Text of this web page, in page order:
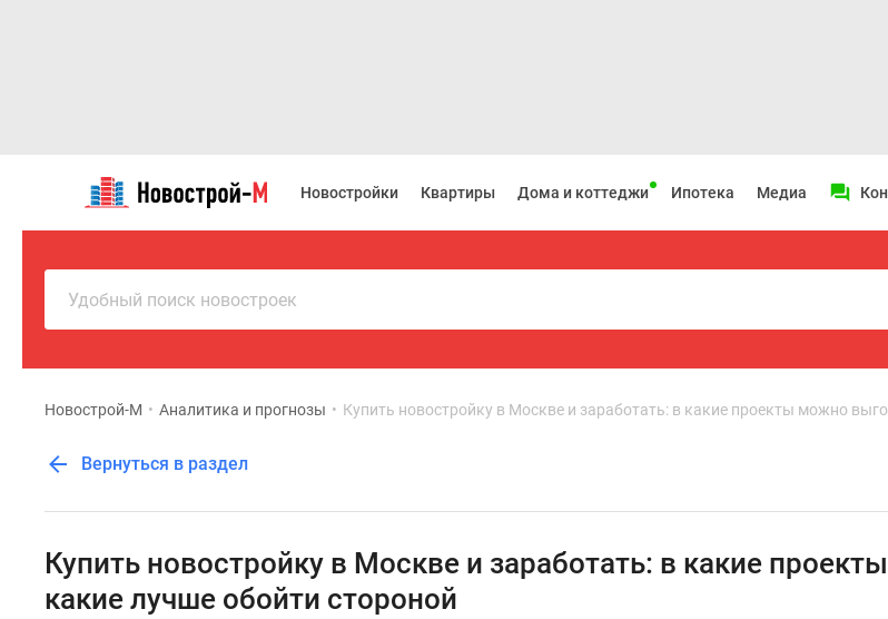
Новостройки
Новостройки
Подмосковья
Москвы
новостройки
помещения
Новостройки Квартиры Дома и коттеджи Ипотека Медиа
Удобный поиск новостроек
Новострой-М • Аналитика и прогнозы • Купить новостройку в Москве и заработать: в какие проекты можно
Вернуться в раздел
Купить новостройку в Москве и заработать: в какие
какие лучше обойти стороной